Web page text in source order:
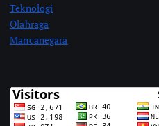
Teknologi
Olahraga
Mancanegara